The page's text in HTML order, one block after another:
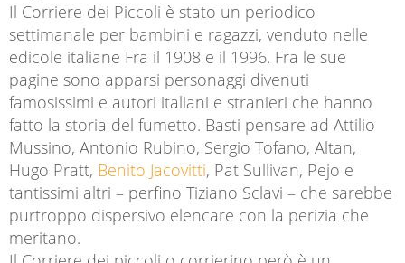
Il Corriere dei Piccoli è stato un periodico
settimanale per bambini e ragazzi, venduto nelle
edicole italiane Fra il 1908 e il 1996. Fra le sue
pagine sono apparsi personaggi divenuti
famosissimi e autori italiani e stranieri che hanno
fatto la storia del fumetto. Basti pensare ad Attilio
Mussino, Antonio Rubino, Sergio Tofano, Altan,
Hugo Pratt, Benito Jacovitti, Pat Sullivan, Pejo e
tantissimi altri – perfino Tiziano Sclavi – che sarebbe
purtroppo dispersivo elencare con la perizia che
meritano.